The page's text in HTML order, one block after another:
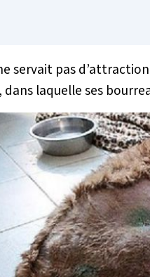
servait pas
dans laquelle ses